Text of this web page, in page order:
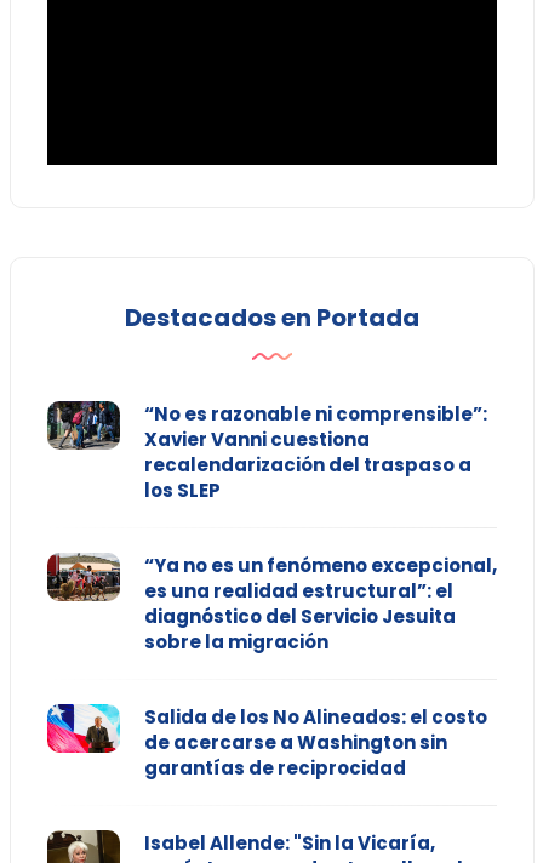
Destacados en Portada
“No es razonable ni comprensible”:
Xavier Vanni cuestiona
recalendarización del traspaso a
los SLEP
“Ya no es un fenómeno excepcional,
es una realidad estructural”: el
diagnóstico del Servicio Jesuita
sobre la migración
Salida de los No Alineados: el costo
de acercarse a Washington sin
garantías de reciprocidad
Isabel Allende: "Sin la Vicaría,